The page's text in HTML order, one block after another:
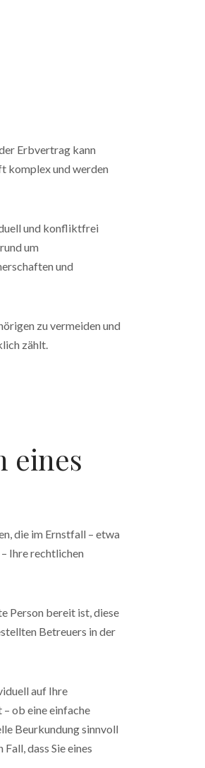
Erbvertrag kann
komplex und werden
und konfliktfrei
um
und
zu vermeiden und
zählt.
eines
die im Ernstfall – etwa
Ihre rechtlichen
Person bereit ist, diese
Betreuers in der
auf Ihre
ob eine einfache
Beurkundung sinnvoll
dass Sie eines